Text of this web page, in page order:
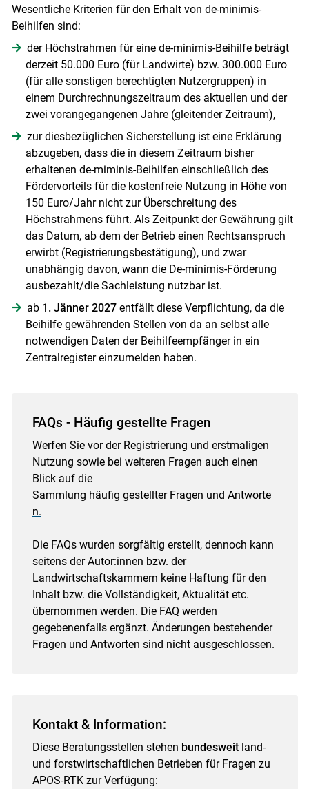
Wesentliche Kriterien für den Erhalt von de-minimis-
Beihilfen sind:
der Höchstrahmen für eine de-minimis-Beihilfe beträgt
derzeit 50.000 Euro (für Landwirte) bzw. 300.000 Euro
(für alle sonstigen berechtigten Nutzergruppen) in
einem Durchrechnungszeitraum des aktuellen und der
zwei vorangegangenen Jahre (gleitender Zeitraum),
zur diesbezüglichen Sicherstellung ist eine Erklärung
abzugeben, dass die in diesem Zeitraum bisher
erhaltenen de-miminis-Beihilfen einschließlich des
Fördervorteils für die kostenfreie Nutzung in Höhe von
150 Euro/Jahr nicht zur Überschreitung des
Höchstrahmens führt. Als Zeitpunkt der Gewährung gilt
das Datum, ab dem der Betrieb einen Rechtsanspruch
erwirbt (Registrierungsbestätigung), und zwar
unabhängig davon, wann die De-minimis-Förderung
ausbezahlt/die Sachleistung nutzbar ist.
ab 1. Jänner 2027entfällt diese Verpflichtung, da die
Beihilfe gewährenden Stellen von da an selbst alle
notwendigen Daten der Beihilfeempfänger in ein
Zentralregister einzumelden haben.
FAQs - Häufig gestellte Fragen
Werfen Sie vor der Registrierung und erstmaligen
Nutzung sowie bei weiteren Fragen auch einen
Blick auf die
Sammlung häufig gestellter Fragen und Antworte
n.
Die FAQs wurden sorgfältig erstellt, dennoch kann
seitens der Autor:innen bzw. der
Landwirtschaftskammern keine Haftung für den
Inhalt bzw. die Vollständigkeit, Aktualität etc.
übernommen werden. Die FAQ werden
gegebenenfalls ergänzt. Änderungen bestehender
Fragen und Antworten sind nicht ausgeschlossen.
Kontakt & Information:
Diese Beratungsstellen stehen bundesweit land-
und forstwirtschaftlichen Betrieben für Fragen zu
APOS-RTK zur Verfügung: